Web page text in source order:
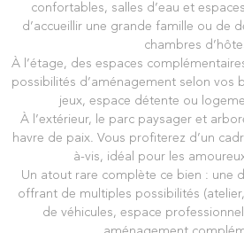
confortables, salles d’eau et
d’accueillir une grande famille ou de
chambres
À l’étage, des espaces
possibilités d’aménagement selon vos
jeux, espace détente ou
À l’extérieur, le parc paysager et
havre de paix. Vous profiterez d’un
à-vis, idéal pour les
Un atout rare complète ce bien : une
offrant de multiples possibilités
de véhicules, espace